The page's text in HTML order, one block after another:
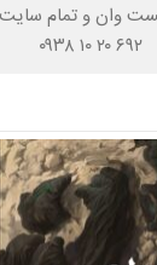
وان و تمام سایت
۰۹۳۸ ۱۰ ۲۰ ۶۹۲